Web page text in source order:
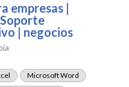
empresas |
| negocios
Microsoft Word